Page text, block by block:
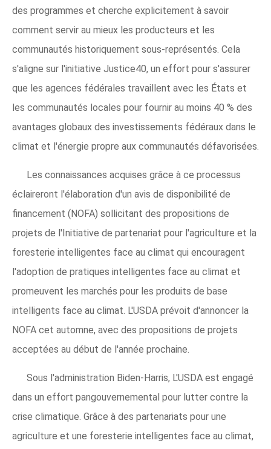
des programmes et cherche explicitement à savoir
comment servir au mieux les producteurs et les
communautés historiquement sous-représentés. Cela
s'aligne sur l'initiative Justice40, un effort pour s'assurer
que les agences fédérales travaillent avec les États et
les communautés locales pour fournir au moins 40 % des
avantages globaux des investissements fédéraux dans le
climat et l'énergie propre aux communautés défavorisées.
Les connaissances acquises grâce à ce processus
éclaireront l'élaboration d'un avis de disponibilité de
financement (NOFA) sollicitant des propositions de
projets de l'Initiative de partenariat pour l'agriculture et la
foresterie intelligentes face au climat qui encouragent
l'adoption de pratiques intelligentes face au climat et
promeuvent les marchés pour les produits de base
intelligents face au climat. L'USDA prévoit d'annoncer la
NOFA cet automne, avec des propositions de projets
acceptées au début de l'année prochaine.
Sous l'administration Biden-Harris, L'USDA est engagé
dans un effort pangouvernemental pour lutter contre la
crise climatique. Grâce à des partenariats pour une
agriculture et une foresterie intelligentes face au climat,